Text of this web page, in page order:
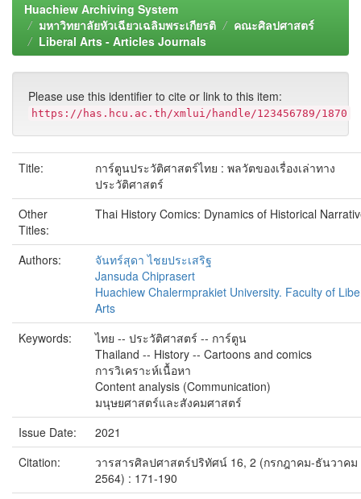
Huachiew Archiving System
มหาวิทยาลัยหัวเฉียวเฉลิมพระเกียรติ
คณะศิลปศาสตร์
Liberal Arts - Articles Journals
Please use this identifier to cite or link to this item:
https://has.hcu.ac.th/xmlui/handle/123456789/1870
Title:
การ์ตูนประวัติศาสตร์ไทย : พลวัตของเรื่องเล่าทาง
ประวัติศาสตร์
Other
Titles:
Thai History Comics: Dynamics of Historical
Authors:
จันทร์สุดา ไชยประเสริฐ
Jansuda Chiprasert
Huachiew Chalermprakiet University. Faculty of
Arts
Keywords:
ไทย -- ประวัติศาสตร์ -- การ์ตูน
Thailand -- History -- Cartoons and comics
การวิเคราะห์เนื้อหา
Content analysis (Communication)
มนุษยศาสตร์และสังคมศาสตร์
Issue Date:
2021
Citation:
วารสารศิลปศาสตร์ปริทัศน์ 16, 2 (กรกฎาคม-ธันวาคม
2564) : 171-190